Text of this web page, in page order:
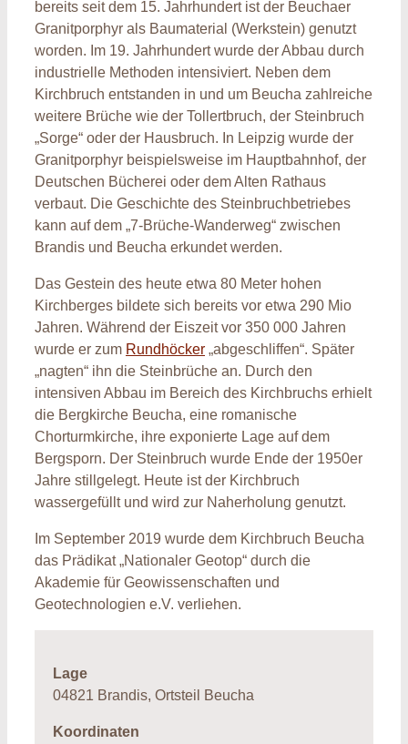
bereits seit dem 15. Jahrhundert ist der Beuchaer
Granitporphyr als Baumaterial (Werkstein) genutzt
worden. Im 19. Jahrhundert wurde der Abbau durch
industrielle Methoden intensiviert. Neben dem
Kirchbruch entstanden in und um Beucha zahlreiche
weitere Brüche wie der Tollertbruch, der Steinbruch
„Sorge“ oder der Hausbruch. In Leipzig wurde der
Granitporphyr beispielsweise im Hauptbahnhof, der
Deutschen Bücherei oder dem Alten Rathaus
verbaut. Die Geschichte des Steinbruchbetriebes
kann auf dem „7-Brüche-Wanderweg“ zwischen
Brandis und Beucha erkundet werden.
Das Gestein des heute etwa 80 Meter hohen
Kirchberges bildete sich bereits vor etwa 290 Mio
Jahren. Während der Eiszeit vor 350 000 Jahren
wurde er zum Rundhöcker „abgeschliffen“. Später
„nagten“ ihn die Steinbrüche an. Durch den
intensiven Abbau im Bereich des Kirchbruchs erhielt
die Bergkirche Beucha, eine romanische
Chorturmkirche, ihre exponierte Lage auf dem
Bergsporn. Der Steinbruch wurde Ende der 1950er
Jahre stillgelegt. Heute ist der Kirchbruch
wassergefüllt und wird zur Naherholung genutzt.
Im September 2019 wurde dem Kirchbruch Beucha
das Prädikat „Nationaler Geotop“ durch die
Akademie für Geowissenschaften und
Geotechnologien e.V. verliehen.
Lage
04821 Brandis, Ortsteil Beucha
Koordinaten